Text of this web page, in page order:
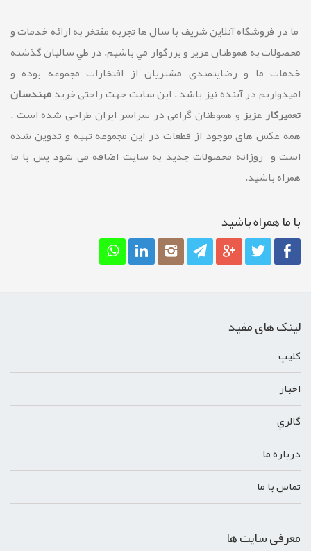
ما در فروشگاه آنلاین شريف با سال ها تجربه مفتخر به ارائه خدمات و
محصولات به هموطنان عزیز و بزرگوار مي باشيم. در طي ساليان گذشته
خدمات ما و رضايتمندی مشتريان از افتخارات مجموعه بوده و
امیدواریم در آینده نیز باشد . این سایت جهت راحتی خریدمهندسان
تعمیرکار عزیزو هموطنان گرامی در سراسر ایران طراحی شده است .
همه عکس های موجود از قطعات در این مجموعه تهیه و تدوین شده
است و روزانه محصولات جدید به سایت اضافه می شود پس با ما
همراه باشید.
با ما همراه باشيد
لینک های مفید
کليپ
اخبار
گالري
درباره ما
تماس با ما
معرفی سایت ها